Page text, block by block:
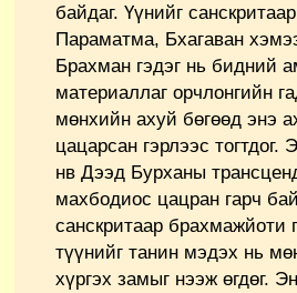
байдаг. Үүнийг
Параматма, Бхагаван
Брахман гэдэг нь бидний
материаллаг орчлонгийн
мөнхийн ахуй бөгөөд энэ
цацарсан гэрлээс тогтдог.
нв Дээд Бурханы
махбодиос цацран гарч
санскритаар брахмажйоти
түүнийг танин мэдэх нь
хүргэх замыг нээж өгдөг.